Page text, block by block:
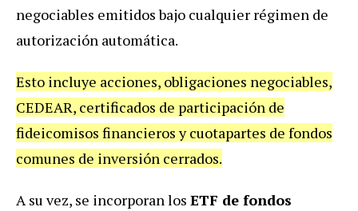
negociables emitidos bajo cualquier régimen de
autorización automática.
Esto incluye acciones, obligaciones negociables,
CEDEAR, certificados de participación de
fideicomisos financieros y cuotapartes de fondos
comunes de inversión cerrados.
A su vez, se incorporan los ETF de fondos